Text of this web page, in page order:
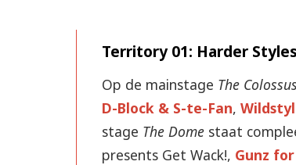
Territory 01: Harder Styles
Op de mainstage The Colossus
D-Block & S-te-Fan,
stage The Dome staat
presents Get Wack!, Gunz